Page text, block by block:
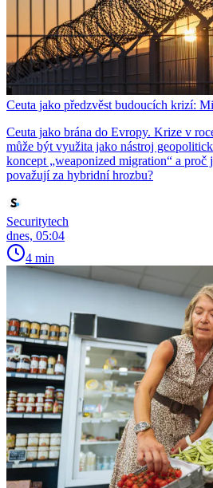
Ceuta jako předzvěst budoucích krizí:
Ceuta jako brána do Evropy. Krize v
může být využita jako nástroj
koncept „weaponized migration“ a
považují za hybridní hrozbu?
Securitytech
dnes, 05:04
4 min